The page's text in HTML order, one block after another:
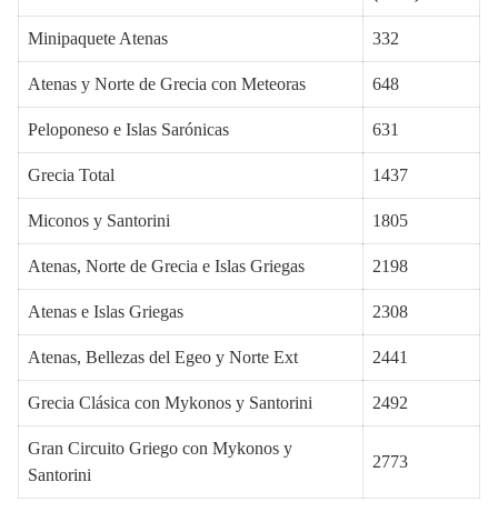
Minipaquete Atenas 332
Atenas y Norte de Grecia con Meteoras 648
Peloponeso e Islas Sarónicas 631
Grecia Total 1437
Miconos y Santorini 1805
Atenas, Norte de Grecia e Islas Griegas 2198
Atenas e Islas Griegas 2308
Atenas, Bellezas del Egeo y Norte Ext 2441
Grecia Clásica con Mykonos y Santorini 2492
Gran Circuito Griego con Mykonos y
Santorini
2773